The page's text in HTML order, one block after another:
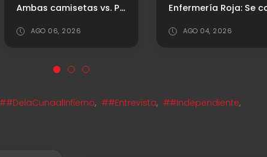
Ambas camisetas vs. Platense
AGO 06, 2026 AGO 04, 2026
##DelaCunaalInfierno, ##Entrevista, ##Independiente,